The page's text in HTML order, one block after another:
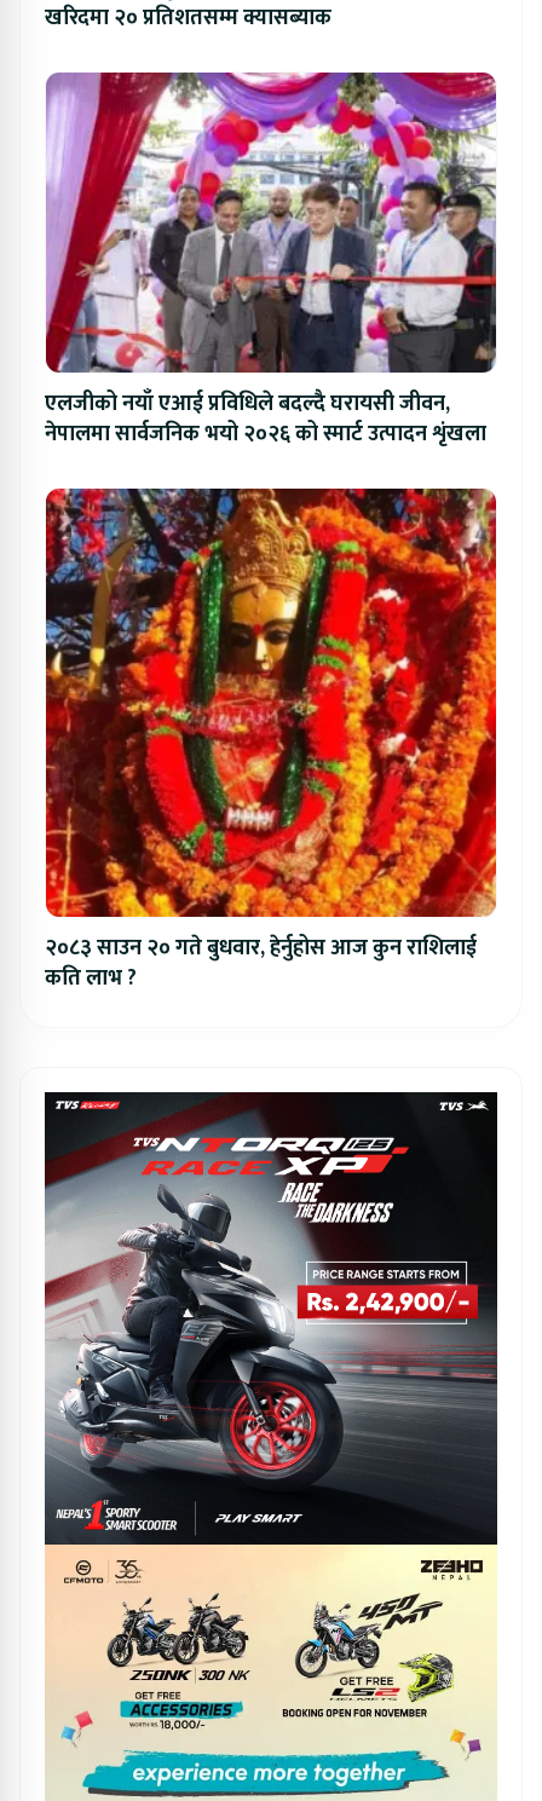
खरिदमा २० प्रतिशतसम्म क्यासब्याक
एलजीको नयाँ एआई प्रविधिले बदल्दै घरायसी जीवन,
नेपालमा सार्वजनिक भयो २०२६ को स्मार्ट उत्पादन शृंखला
२०८३ साउन २० गते बुधवार, हेर्नुहोस आज कुन राशिलाई
कति लाभ ?